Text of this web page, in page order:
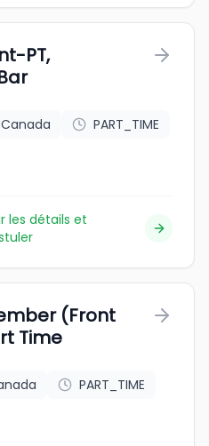
PT,
PART_TIME
les détails et
(Front
Time
PART_TIME